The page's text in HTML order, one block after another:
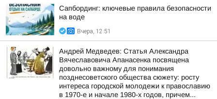
Сапбординг: ключевые правила безопасности
на воде
Вчера, 12:51
Андрей Медведев: Статья Александра
Вячеславовича Апанасенка посвящена
довольно важному для понимания
позднесоветского общества сюжету: росту
интереса городской молодежи к православию
в 1970-е и начале 1980-х годов, причем...